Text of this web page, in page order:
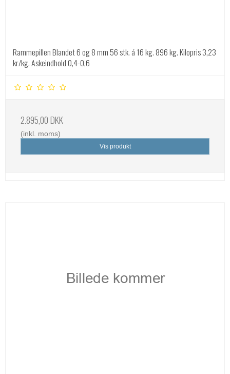
Rammepillen Blandet 6 og 8 mm 56 stk. á 16 kg. 896 kg. Kilopris 3,23
kr/kg. Askeindhold 0,4-0,6
2.895,00 DKK
(inkl. moms)
Vis produkt